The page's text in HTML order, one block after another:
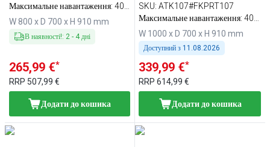
посиленою стільницею - з
м’яса червона (HACCP) у
комплекті
Максимальне навантаження: 400
кг
W 800 x D 700 x H 910 mm
В наявності!: 2 - 4 дні
265,99 €*
RRP 507,99 €
Додати до кошика
1000x700 мм - з нижньою
полицею та з посиленою
дошкою для м’яса червона
(HACCP) у комплекті
SKU:ATK107#FKPRT107
Максимальне навантаження: 400
кг
W 1000 x D 700 x H 910 mm
Доступний з 11.08.2026
339,99 €*
RRP614,99 €
Додати до кошика